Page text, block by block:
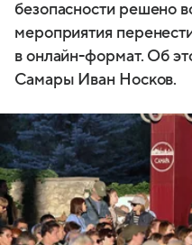
безопасности решено
мероприятия
в онлайн-формат. Об
Самары Иван Носков.